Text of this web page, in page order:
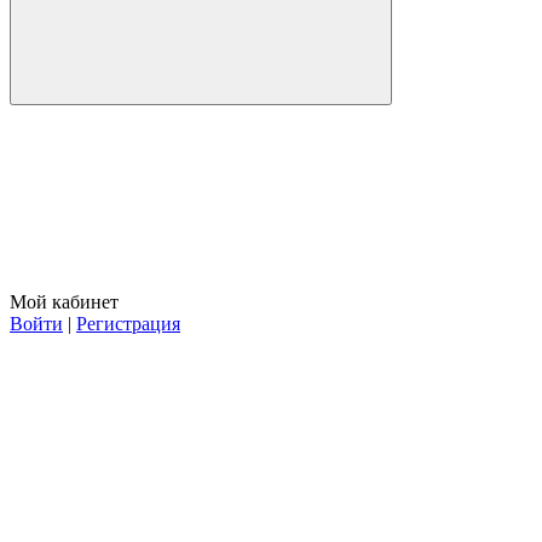
Мой кабинет
Войти | Регистрация